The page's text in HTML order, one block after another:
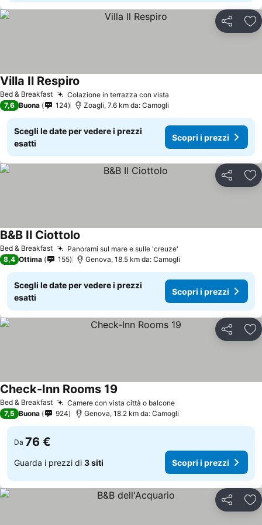
Condividi
Bed & Breakfast Colazione in terrazza con vista
Villa Il Respiro
7,6 Buona 124 Zoagli, 7.6 km da: Camogli
Scegli le date per vedere i prezzi
esatti
Scopri i prezzi
Condividi
Bed & Breakfast Panorami sul mare e sulle 'creuze'
B&B Il Ciottolo
8,4 Ottima 155 Genova, 18.5 km da: Camogli
Scegli le date per vedere i prezzi
esatti
Scopri i prezzi
Condividi
Bed & Breakfast Camere con vista città o balcone
Check-Inn Rooms 19
7,5 Buona 924 Genova, 18.2 km da: Camogli
Da 76 €
Guarda i prezzi di 3 siti Scopri i prezzi
Condividi